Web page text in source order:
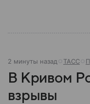
2 минуты назад ТАСС
В Кривом
взрывы